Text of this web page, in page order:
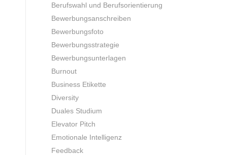
Berufswahl und Berufsorientierung
Bewerbungsanschreiben
Bewerbungsfoto
Bewerbungsstrategie
Bewerbungsunterlagen
Burnout
Business Etikette
Diversity
Duales Studium
Elevator Pitch
Emotionale Intelligenz
Feedback